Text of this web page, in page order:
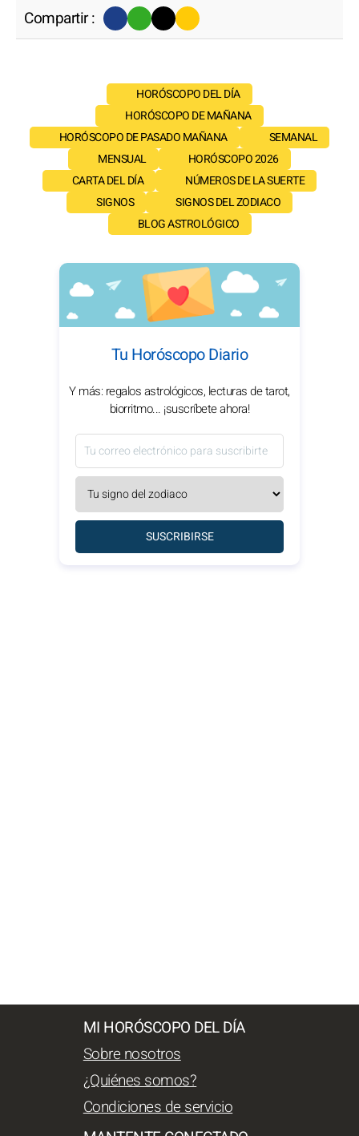
Compartir :
HORÓSCOPO DEL DÍA
HORÓSCOPO DE MAÑANA
HORÓSCOPO DE PASADO MAÑANA
SEMANAL
MENSUAL
HORÓSCOPO 2026
CARTA DEL DÍA
NÚMEROS DE LA SUERTE
SIGNOS
SIGNOS DEL ZODIACO
BLOG ASTROLÓGICO
Tu Horóscopo Diario
Y más: regalos astrológicos, lecturas de tarot,
biorritmo... ¡suscríbete ahora!
SUSCRIBIRSE
MI HORÓSCOPO DEL DÍA
Sobre nosotros
¿Quiénes somos?
Condiciones de servicio